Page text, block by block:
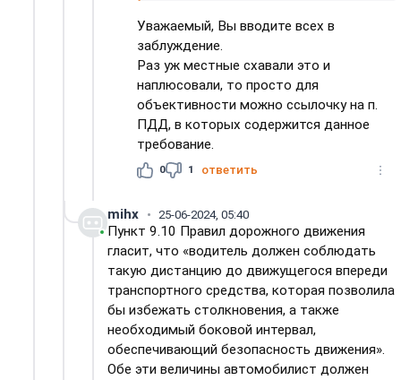
Уважаемый, Вы вводите всех в
заблуждение.
Раз уж местные схавали это и
наплюсовали, то просто для
объективности можно ссылочку на п.
ПДД, в которых содержится данное
требование.
0 1 ответить
mihx 25-06-2024, 05:40
Пункт 9.10 Правил дорожного движения
гласит, что «водитель должен соблюдать
такую дистанцию до движущегося впереди
транспортного средства, которая позволила
бы избежать столкновения, а также
необходимый боковой интервал,
обеспечивающий безопасность движения».
Обе эти величины автомобилист должен